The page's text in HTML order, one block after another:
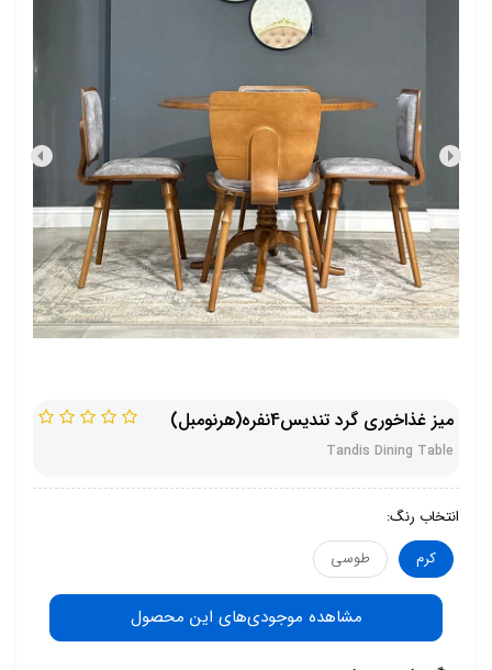
میز غذاخوری گرد تندیس4نفره(هرنومبل)
Tandis Dining Table
انتخاب رنگ:
کرم
طوسی
مشاهده موجودی‌های این محصول